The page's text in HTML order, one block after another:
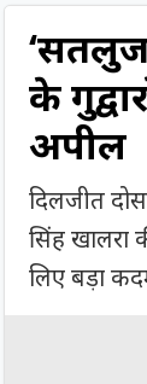
के
अपील
दिलजीत
सिंह खालरा
लिए बड़ा